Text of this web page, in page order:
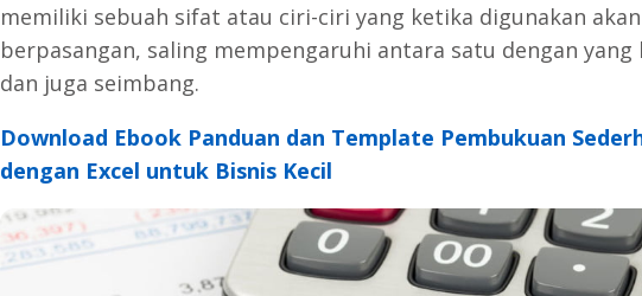
memiliki sebuah sifat atau ciri-ciri yang ketika digunakan akan
berpasangan, saling mempengaruhi antara satu dengan yang
dan juga seimbang.
Download Ebook Panduan dan Template Pembukuan
dengan Excel untuk Bisnis Kecil